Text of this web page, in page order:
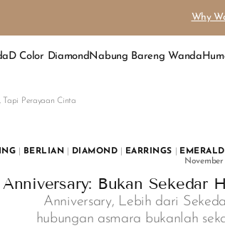
Why
D Color DiamondNabung Bareng Wanda
Tapi Perayaan Cinta
BERLIAN DIAMOND EARRINGS EMERALD
November
Anniversary: Bukan Sekedar
Anniversary, Lebih dari
hubungan asmara bukanlah